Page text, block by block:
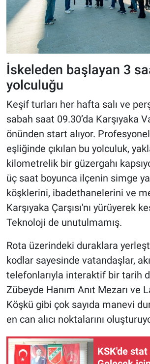
İskeleden başlayan 3
yolculuğu
Keşif turları her hafta salı ve
sabah saat 09.30’da Karşıyaka
önünden start alıyor.
eşliğinde çıkılan bu yolculuk,
kilometrelik bir güzergahı
üç saat boyunca ilçenin simge
köşklerini, ibadethanelerini ve
Karşıyaka Çarşısı'nı yürüyerek
Teknoloji de unutulmamış.
Rota üzerindeki duraklara
kodlar sayesinde vatandaşlar,
telefonlarıyla interaktif bir tarih
Zübeyde Hanım Anıt Mezarı ve
Köşkü gibi çok sayıda manevi
en can alıcı noktalarını
KSK'de